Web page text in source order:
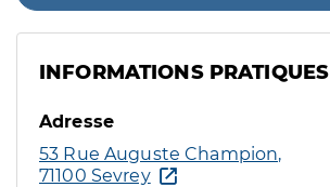
INFORMATIONS PRATIQUES
Adresse
53 Rue Auguste Champion,
71100 Sevrey